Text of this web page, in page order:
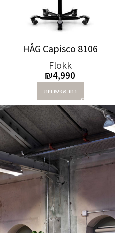
HÅG Capisco 8106
Flokk
₪4,990
בחר אפשרויות